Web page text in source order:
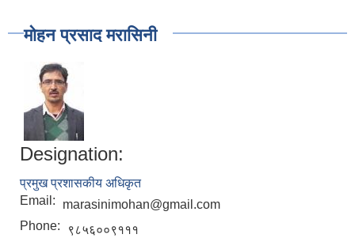
मोहन प्रसाद मरासिनी
Designation:
प्रमुख प्रशासकीय अधिकृत
Email:
marasinimohan@gmail.com
Phone:
९८५६००९१११